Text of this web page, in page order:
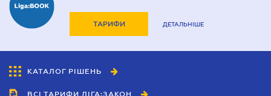
ТАРИФИ ДЕТАЛЬНІШЕ
КАТАЛОГ РІШЕНЬ
ВСІ ТАРИФИ ЛІГА:ЗАКОН